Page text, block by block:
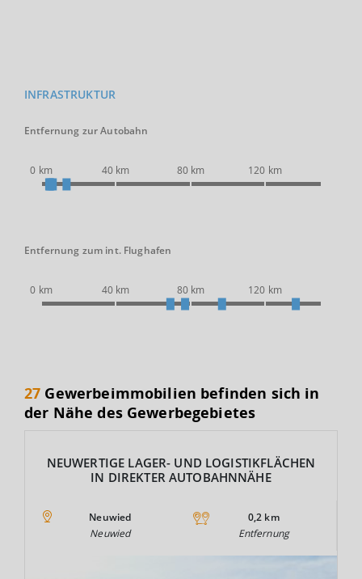
INFRASTRUKTUR
Entfernung zur Autobahn
0 km 40 km 80 km 120 km
Entfernung zum int. Flughafen
0 km 40 km 80 km 120 km
27 Gewerbeimmobilien befinden sich in
der Nähe des Gewerbegebietes
NEUWERTIGE LAGER- UND LOGISTIKFLÄCHEN
IN DIREKTER AUTOBAHNNÄHE
Neuwied
Neuwied
0,2 km
Entfernung